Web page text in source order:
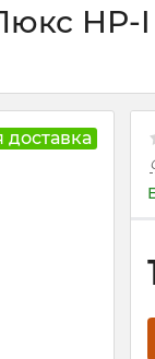
НР-I
доставка